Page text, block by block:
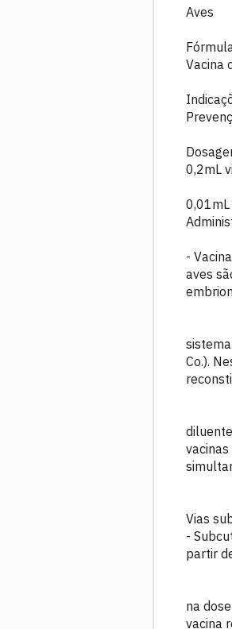
Aves
Vacina
0,2mL
-
aves
Co.).
Vias
-
partir
na
vacina